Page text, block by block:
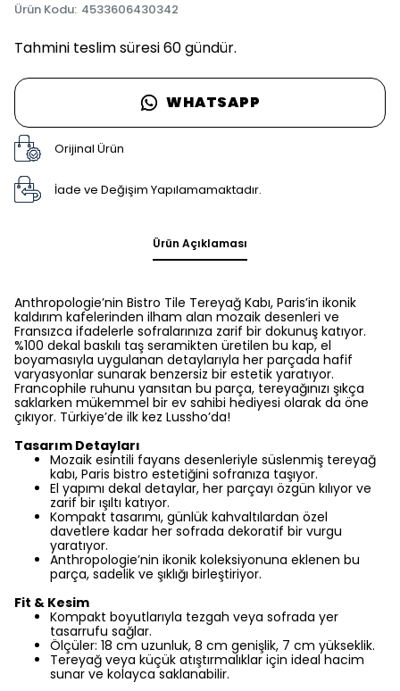
Ürün Kodu: 4533606430342
Tahmini teslim süresi 60 gündür.
WHATSAPP
Orijinal Ürün
İade ve Değişim Yapılamamaktadır.
Ürün Açıklaması
Anthropologie’nin Bistro Tile Tereyağ Kabı, Paris’in ikonik
kaldırım kafelerinden ilham alan mozaik desenleri ve
Fransızca ifadelerle sofralarınıza zarif bir dokunuş katıyor.
%100 dekal baskılı taş seramikten üretilen bu kap, el
boyamasıyla uygulanan detaylarıyla her parçada hafif
varyasyonlar sunarak benzersiz bir estetik yaratıyor.
Francophile ruhunu yansıtan bu parça, tereyağınızı şıkça
saklarken mükemmel bir ev sahibi hediyesi olarak da öne
çıkıyor. Türkiye’de ilk kez Lussho’da!
Tasarım Detayları
Mozaik esintili fayans desenleriyle süslenmiş tereyağ
kabı, Paris bistro estetiğini sofranıza taşıyor.
El yapımı dekal detaylar, her parçayı özgün kılıyor ve
zarif bir ışıltı katıyor.
Kompakt tasarımı, günlük kahvaltılardan özel
davetlere kadar her sofrada dekoratif bir vurgu
yaratıyor.
Anthropologie’nin ikonik koleksiyonuna eklenen bu
parça, sadelik ve şıklığı birleştiriyor.
Fit & Kesim
Kompakt boyutlarıyla tezgah veya sofrada yer
tasarrufu sağlar.
Ölçüler: 18 cm uzunluk, 8 cm genişlik, 7 cm yükseklik.
Tereyağ veya küçük atıştırmalıklar için ideal hacim
sunar ve kolayca saklanabilir.